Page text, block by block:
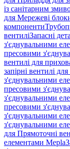
із санітарним
для Мережеві
компоненти
вентиліЗапасні
з'єднувальними
пресовими
вентилі для
запірні вентилі
з'єднувальними
пресовими
з'єднувальними
пресовими
з'єднувальними
з'єднувальними
для Прямоточні
елементами Mepla